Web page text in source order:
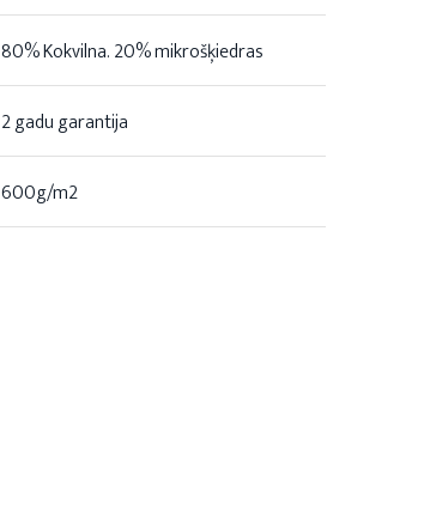
80% Kokvilna. 20% mikrošķiedras
2 gadu garantija
600g/m2